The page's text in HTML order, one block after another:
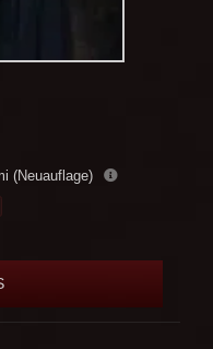
(Neuauflage)